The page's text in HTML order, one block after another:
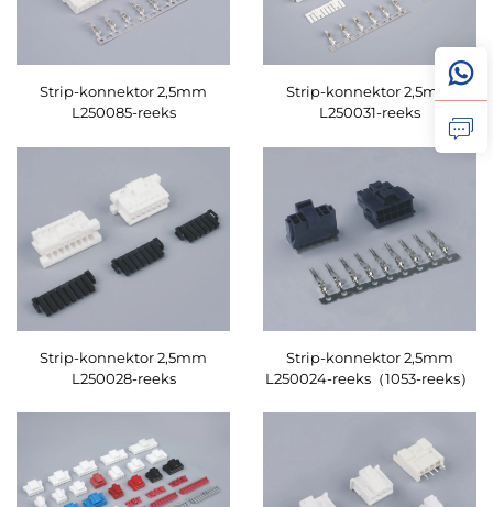
Strip-konnektor 2,5mm
L250085-reeks
Strip-konnektor 2,5mm
L250031-reeks
Strip-konnektor 2,5mm
L250028-reeks
Strip-konnektor 2,5mm
L250024-reeks（1053-reeks）